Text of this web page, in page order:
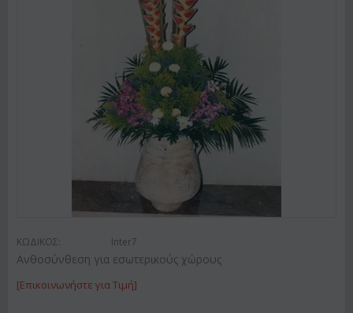
ΚΩΔΙΚΟΣ: Inter7
Ανθοσύνθεση για εσωτερικούς χώρους
[Επικοινωνήστε για Τιμή]